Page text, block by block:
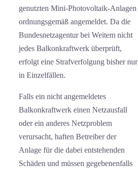
genutzten Mini-Photovoltaik-Anlagen
ordnungsgemäß angemeldet. Da die
Bundesnetzagentur bei Weitem nicht
jedes Balkonkraftwerk überprüft,
erfolgt eine Strafverfolgung bisher nur
in Einzelfällen.
Falls ein nicht angemeldetes
Balkonkraftwerk einen Netzausfall
oder ein anderes Netzproblem
verursacht, haften Betreiber der
Anlage für die dabei entstehenden
Schäden und müssen gegebenenfalls